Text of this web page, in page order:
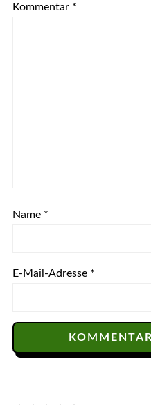
Kommentar *
Name *
E-Mail-Adresse *